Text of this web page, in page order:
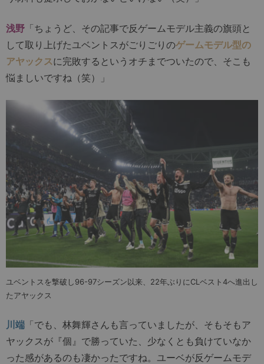
浅野 「ちょうど、その記事で反ゲームモデル主義の旗頭と
して取り上げたユベントスがごりごりのゲームモデル型の
アヤックスに完敗するというオチまでついたので、そこも
悩ましいですね（笑）」
ユベントスを撃破し96-97シーズン以来、22年ぶりにCLベスト4へ進出し
たアヤックス
川端 「でも、林舞輝さんも言っていましたが、そもそもア
ヤックスが『個』で勝っていた、少なくとも負けていなか
った感があるのも凄かったですね。ユーベが反ゲームモデ